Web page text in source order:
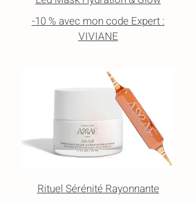
-10 % avec mon code Expert :
VIVIANE
Rituel Sérénité Rayonnante